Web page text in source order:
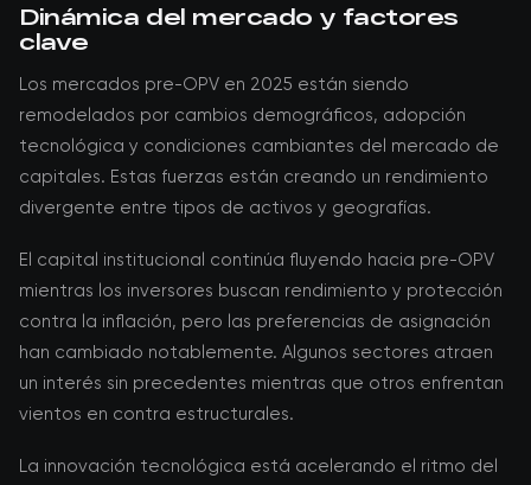
Dinámica del mercado y factores
clave
Los mercados pre-OPV en 2025 están siendo
remodelados por cambios demográficos, adopción
tecnológica y condiciones cambiantes del mercado de
capitales. Estas fuerzas están creando un rendimiento
divergente entre tipos de activos y geografías.
El capital institucional continúa fluyendo hacia pre-OPV
mientras los inversores buscan rendimiento y protección
contra la inflación, pero las preferencias de asignación
han cambiado notablemente. Algunos sectores atraen
un interés sin precedentes mientras que otros enfrentan
vientos en contra estructurales.
La innovación tecnológica está acelerando el ritmo del